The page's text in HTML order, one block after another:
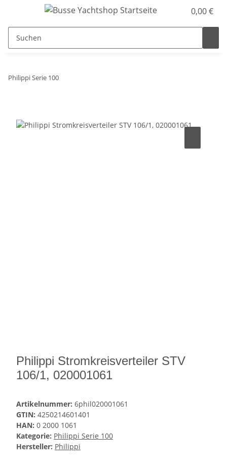
0,00 €
Philippi Serie 100
Philippi Stromkreisverteiler STV
106/1, 020001061
Artikelnummer: 6phil020001061
GTIN: 4250214601401
HAN: 0 2000 1061
Kategorie: Philippi Serie 100
Hersteller: Philippi